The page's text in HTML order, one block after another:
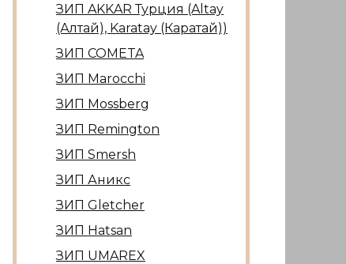
ЗИП AKKAR Турция (Altay
(Алтай), Karatay (Каратай))
ЗИП COMETA
ЗИП Marocсhi
ЗИП Mossberg
ЗИП Remington
ЗИП Smersh
ЗИП Аникс
ЗИП Gletcher
ЗИП Hatsan
ЗИП UMAREX